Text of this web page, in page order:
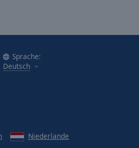
Sprache:
Deutsch
Niederlande